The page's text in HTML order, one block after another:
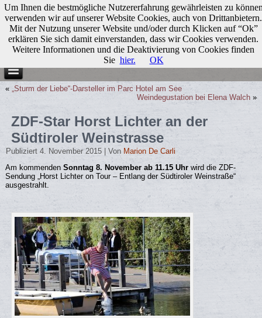
«„Sturm der Liebe“-Darsteller im Parc Hotel am See
Weindegustation bei Elena Walch»
ZDF-Star Horst Lichter an der
Südtiroler Weinstrasse
Publiziert 4. November 2015 |Von Marion De Carli
Am kommendenSonntag 8. November ab 11.15 Uhr wird die ZDF-
Sendung „Horst Lichter on Tour – Entlang der Südtiroler Weinstraße“
ausgestrahlt.
Um Ihnen die bestmögliche Nutzererfahrung gewährleisten zu
verwenden wir auf unserer Website Cookies, auch von Drittanbietern.
Mit der Nutzung unserer Website und/oder durch Klicken auf “Ok”
erklären Sie sich damit einverstanden, dass wir Cookies verwenden.
Weitere Informationen und die Deaktivierung von Cookies finden
Sie hier. OK